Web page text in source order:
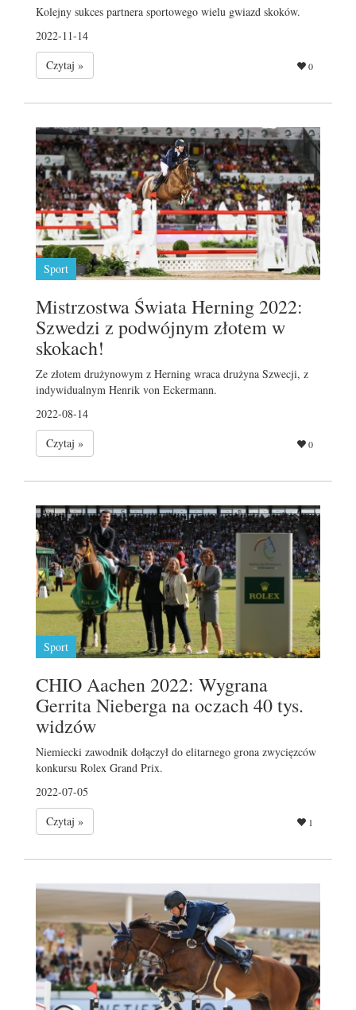
Kolejny sukces partnera sportowego wielu gwiazd skoków.
2022-11-14
Czytaj »
0
Sport
Mistrzostwa Świata Herning 2022:
Szwedzi z podwójnym złotem w
skokach!
Ze złotem drużynowym z Herning wraca drużyna Szwecji, z
indywidualnym Henrik von Eckermann.
2022-08-14
Czytaj »
0
Sport
CHIO Aachen 2022: Wygrana
Gerrita Nieberga na oczach 40 tys.
widzów
Niemiecki zawodnik dołączył do elitarnego grona zwycięzców
konkursu Rolex Grand Prix.
2022-07-05
Czytaj »
1